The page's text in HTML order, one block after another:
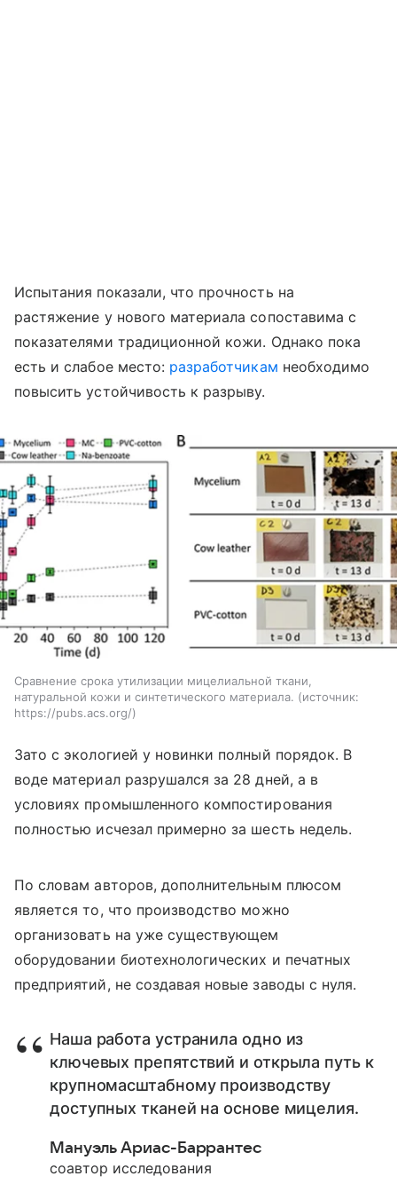
Испытания показали, что прочность на
растяжение у нового материала сопоставима с
показателями традиционной кожи. Однако пока
есть и слабое место: разработчикам необходимо
повысить устойчивость к разрыву.
Сравнение срока утилизации мицелиальной ткани,
натуральной кожи и синтетического материала.
источник:
https://pubs.acs.org/
Зато с экологией у новинки полный порядок. В
воде материал разрушался за 28 дней, а в
условиях промышленного компостирования
полностью исчезал примерно за шесть недель.
По словам авторов, дополнительным плюсом
является то, что производство можно
организовать на уже существующем
оборудовании биотехнологических и печатных
предприятий, не создавая новые заводы с нуля.
Наша работа устранила одно из
ключевых препятствий и открыла путь к
крупномасштабному производству
доступных тканей на основе мицелия.
Мануэль Ариас-Баррантес
соавтор исследования